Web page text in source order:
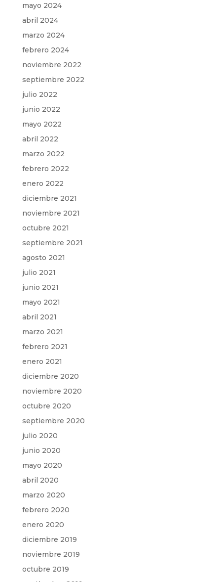
mayo 2024
abril 2024
marzo 2024
febrero 2024
noviembre 2022
septiembre 2022
julio 2022
junio 2022
mayo 2022
abril 2022
marzo 2022
febrero 2022
enero 2022
diciembre 2021
noviembre 2021
octubre 2021
septiembre 2021
agosto 2021
julio 2021
junio 2021
mayo 2021
abril 2021
marzo 2021
febrero 2021
enero 2021
diciembre 2020
noviembre 2020
octubre 2020
septiembre 2020
julio 2020
junio 2020
mayo 2020
abril 2020
marzo 2020
febrero 2020
enero 2020
diciembre 2019
noviembre 2019
octubre 2019